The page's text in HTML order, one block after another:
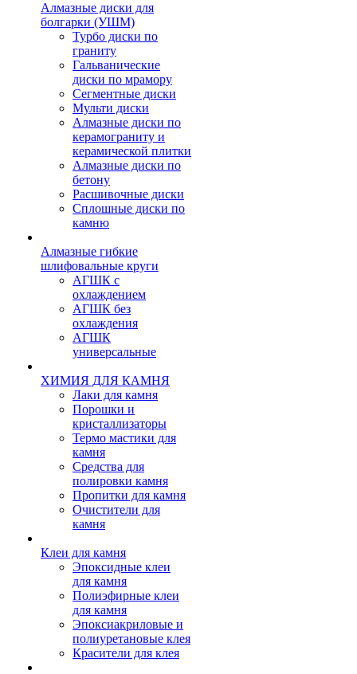
Алмазные диски для
болгарки (УШМ)
Турбо диски по
граниту
Гальванические
диски по мрамору
Сегментные диски
Мульти диски
Алмазные диски по
керамограниту и
керамической плитки
Алмазные диски по
бетону
Расшивочные диски
Сплошные диски по
камню
Алмазные гибкие
шлифовальные круги
АГШК с
охлаждением
АГШК без
охлаждения
АГШК
универсальные
ХИМИЯ ДЛЯ КАМНЯ
Лаки для камня
Порошки и
кристаллизаторы
Термо мастики для
камня
Средства для
полировки камня
Пропитки для камня
Очистители для
камня
Клеи для камня
Эпоксидные клеи
для камня
Полиэфирные клеи
для камня
Эпоксиакриловые и
полиуретановые клея
Красители для клея